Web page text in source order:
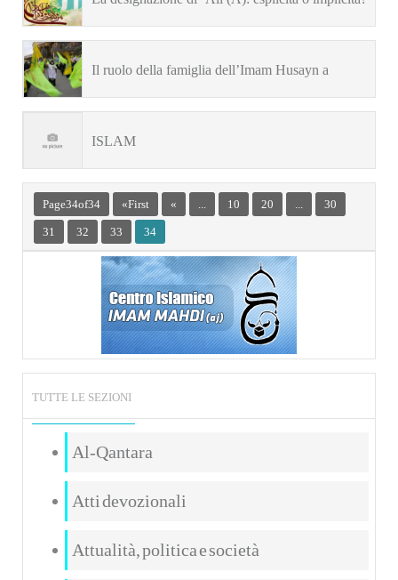
Il ruolo della famiglia dell’Imam Husayn a
ISLAM
Page 34 of 34 « First « ... 10 20 ... 30
31 32 33 34
TUTTE LE SEZIONI
Al-Qantara
Atti devozionali
Attualità, politica e società